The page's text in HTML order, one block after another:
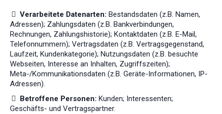
Verarbeitete Datenarten: Bestandsdaten (z.B. Namen,
Adressen); Zahlungsdaten (z.B. Bankverbindungen,
Rechnungen, Zahlungshistorie); Kontaktdaten (z.B. E-Mail,
Telefonnummern); Vertragsdaten (z.B. Vertragsgegenstand,
Laufzeit, Kundenkategorie); Nutzungsdaten (z.B. besuchte
Webseiten, Interesse an Inhalten, Zugriffszeiten);
Meta-/Kommunikationsdaten (z.B. Geräte-Informationen, IP-
Adressen).
Betroffene Personen: Kunden; Interessenten;
Geschäfts- und Vertragspartner.